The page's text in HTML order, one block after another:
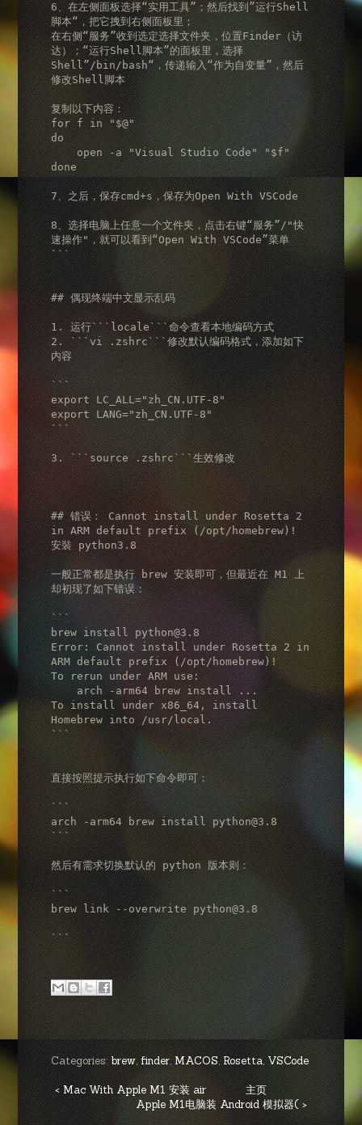
6、在左侧面板选择“实用工具”；然后找到”运行Shell
脚本“，把它拽到右侧面板里；
在右侧“服务”收到选定选择文件夹，位置Finder（访
达）；“运行Shell脚本”的面板里，选择
Shell”/bin/bash“，传递输入“作为自变量”，然后
修改Shell脚本
复制以下内容：
for f in "$@"
do
    open -a "Visual Studio Code" "$f"
done
7、之后，保存cmd+s，保存为Open With VSCode
8、选择电脑上任意一个文件夹，点击右键“服务”/"快
速操作"，就可以看到“Open With VSCode”菜单
```
## 偶现终端中文显示乱码
1. 运行```locale```命令查看本地编码方式
2. ```vi .zshrc```修改默认编码格式，添加如下
内容
```
export LC_ALL="zh_CN.UTF-8"
export LANG="zh_CN.UTF-8"
```
3. ```source .zshrc```生效修改
## 错误： Cannot install under Rosetta 2
in ARM default prefix (/opt/homebrew)!
安裝 python3.8
一般正常都是执行 brew 安装即可，但最近在 M1 上
却初现了如下错误：
```
brew install python@3.8
Error: Cannot install under Rosetta 2 in
ARM default prefix (/opt/homebrew)!
To rerun under ARM use:
    arch -arm64 brew install ...
To install under x86_64, install
Homebrew into /usr/local.
```
直接按照提示执行如下命令即可：
```
arch -arm64 brew install python@3.8
```
然后有需求切换默认的 python 版本则：
```
brew link --overwrite python@3.8
Categories:brew,finder,MACOS,Rosetta,VSCode
< Mac With Apple M1 安装 air
Apple M1电脑装 Android 模拟器( >
主页